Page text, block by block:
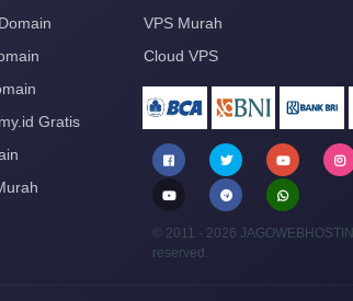
Gratis
VPS Murah
Cloud VPS
© 2011 - 2026
reserved.